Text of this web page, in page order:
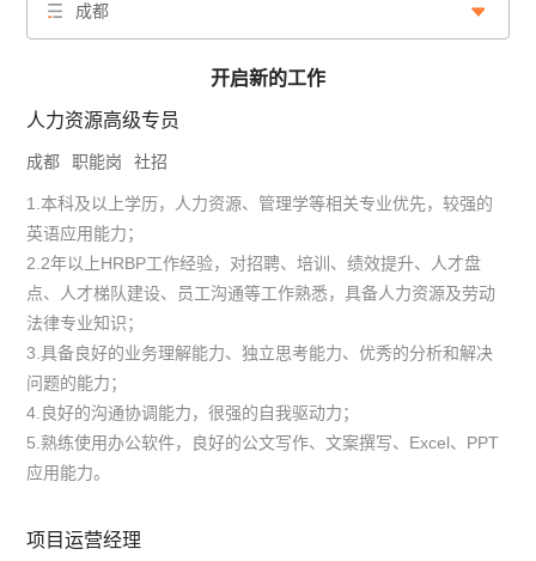
成都
开启新的工作
人力资源高级专员
成都 职能岗 社招
1.本科及以上学历，人力资源、管理学等相关专业优先，较强的
英语应用能力；
2.2年以上HRBP工作经验，对招聘、培训、绩效提升、人才盘
点、人才梯队建设、员工沟通等工作熟悉，具备人力资源及劳动
法律专业知识；
3.具备良好的业务理解能力、独立思考能力、优秀的分析和解决
问题的能力；
4.良好的沟通协调能力，很强的自我驱动力；
5.熟练使用办公软件，良好的公文写作、文案撰写、Excel、PPT
应用能力。
项目运营经理